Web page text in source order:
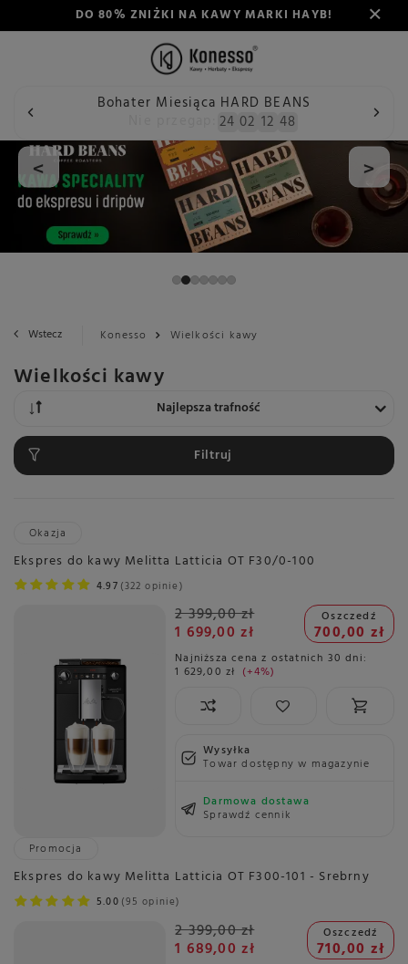
DO 80% ZNIŻKI NA KAWY MARKI HAYB!
Bohater Miesiąca HARD BEANS
24 02 12 47
< >
Wstecz Konesso Wielkości kawy
Wielkości kawy
Zmień sortowanie
Najlepsza trafność
Filtruj
Okazja
Ekspres do kawy Melitta Latticia OT F30/0-100
4.97 322 opinie
2 399,00 zł
1 699,00 zł
Oszczedź
700,00 zł
Najniższa cena z ostatnich 30 dni:
1 629,00 zł +4%
Wysyłka
Towar dostępny w magazynie
Darmowa dostawa
Sprawdź cennik
Promocja
Ekspres do kawy Melitta Latticia OT F300-101 - Srebrny
5.00 95 opinie
2 399,00 zł
1 689,00 zł
Oszczedź
710,00 zł